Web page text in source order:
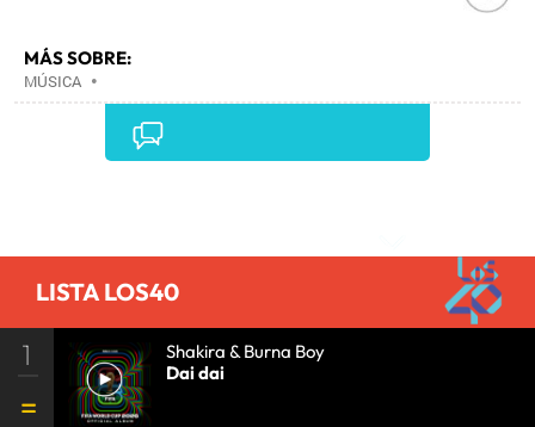
MÁS SOBRE:
MÚSICA •
LISTA LOS40
1
Shakira & Burna Boy
Dai dai